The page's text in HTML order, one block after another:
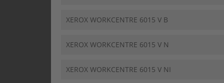
XEROX WORKCENTRE 6015 V B
XEROX WORKCENTRE 6015 V N
XEROX WORKCENTRE 6015 V NI